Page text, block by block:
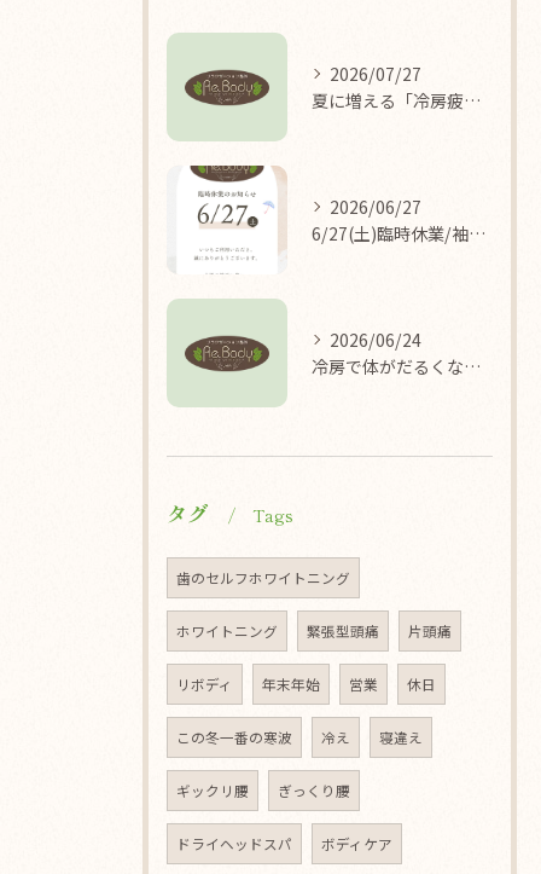
2026/07/27
夏に増える「冷房疲れ」の原因を医学的に解説/袖ケ浦/リラクゼーション整体Re.Body
2026/06/27
6/27(土)臨時休業/袖ケ浦/リラクゼーション整体Re.Body
2026/06/24
冷房で体がだるくなる理由/袖ケ浦/リラクゼーション整体Re.Body
タグ Tags
歯のセルフホワイトニング
ホワイトニング 緊張型頭痛 片頭痛
リボディ 年末年始 営業 休日
この冬一番の寒波 冷え 寝違え
ギックリ腰 ぎっくり腰
ドライヘッドスパ ボディケア